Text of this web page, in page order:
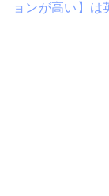
ョンが高い】は